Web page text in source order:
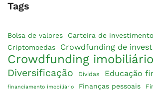
Tags
Bolsa de valores Carteira de
Criptomoedas Crowdfunding de
Crowdfunding imobiliário
Diversificação Dívidas Educação
financiamento imobiliário Finanças pessoais